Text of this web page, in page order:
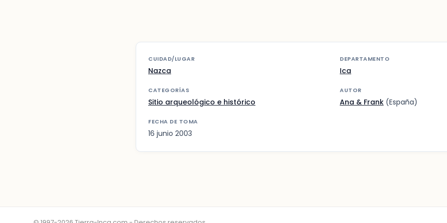
CUIDAD/LUGAR
Nazca
DEPARTAMENTO
Ica
CATEGORÍAS
Sitio arqueológico e histórico
AUTOR
Ana & Frank (España)
FECHA DE TOMA
16 junio 2003